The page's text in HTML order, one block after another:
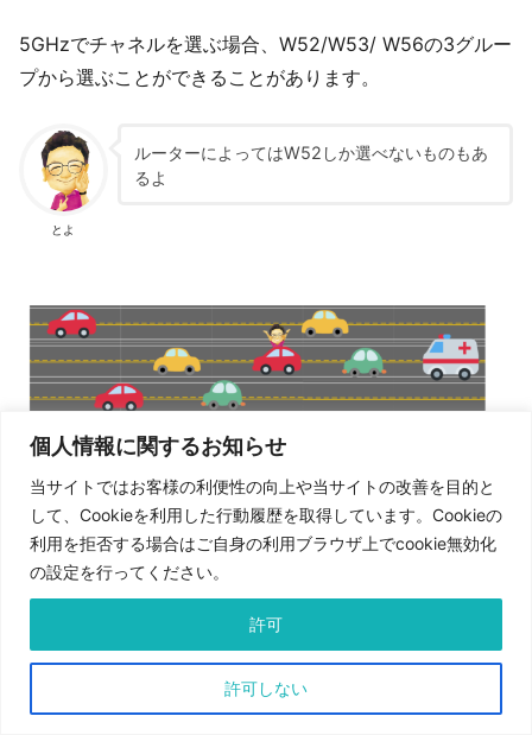
個人情報に関するお知らせ
当サイトではお客様の利便性の向上や当サイトの改善を目的と
して、Cookieを利用した行動履歴を取得しています。Cookieの
利用を拒否する場合はご自身の利用ブラウザ上でcookie無効化
の設定を行ってください。
許可しない
許可
5GHzでチャネルを選ぶ場合、W52/W53/ W56の3グルー
プから選ぶことができることがあります。
とよ
ルーターによってはW52しか選べないものもあ
るよ
そのうち、W53とW56は気象レーダーや航空レーダーな
どでも使われていて、それらの電波と干渉した際は
動して通信が1分ほど停止します。